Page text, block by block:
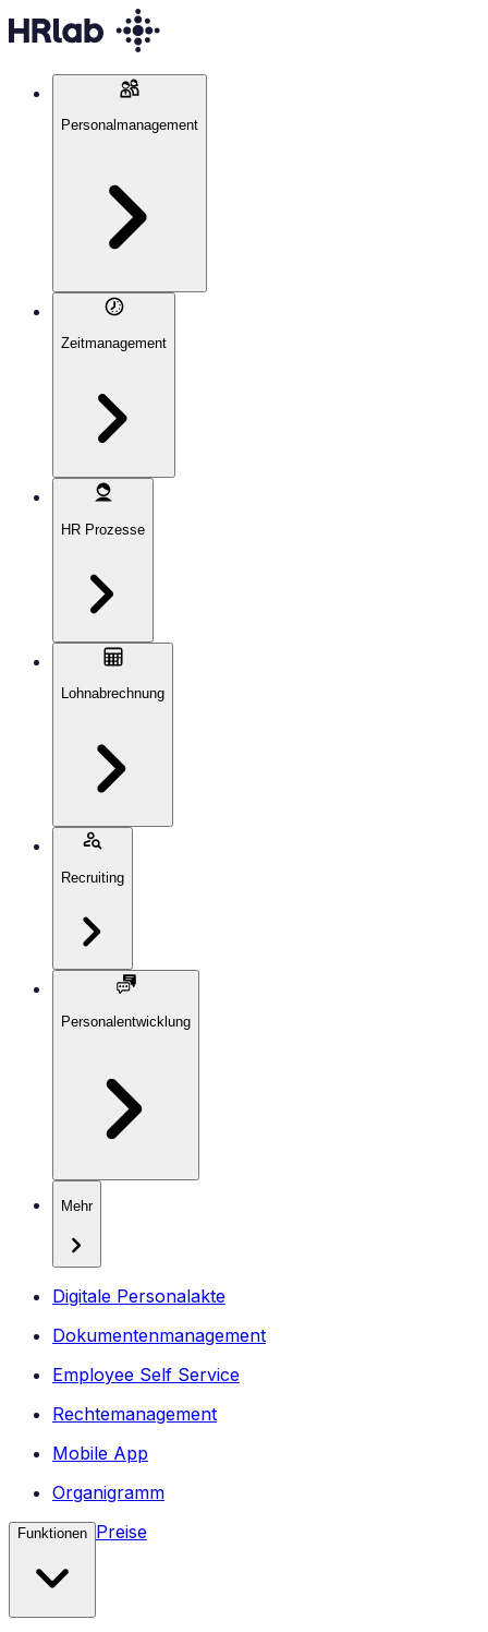
Personalmanagement
Zeitmanagement
HR Prozesse
Lohnabrechnung
Recruiting
Personalentwicklung
Mehr
Digitale Personalakte
Dokumentenmanagement
Employee Self Service
Rechtemanagement
Mobile App
Organigramm
Funktionen Preise